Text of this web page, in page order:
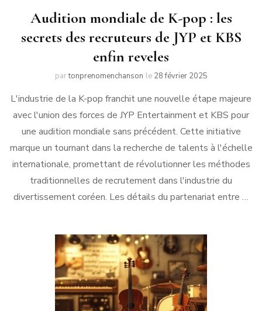
Audition mondiale de K-pop : les
secrets des recruteurs de JYP et KBS
enfin reveles
partonprenomenchanson le 28 février 2025
L'industrie de la K-pop franchit une nouvelle étape majeure
avec l'union des forces de JYP Entertainment et KBS pour
une audition mondiale sans précédent. Cette initiative
marque un tournant dans la recherche de talents à l'échelle
internationale, promettant de révolutionner les méthodes
traditionnelles de recrutement dans l'industrie du
divertissement coréen. Les détails du partenariat entre …